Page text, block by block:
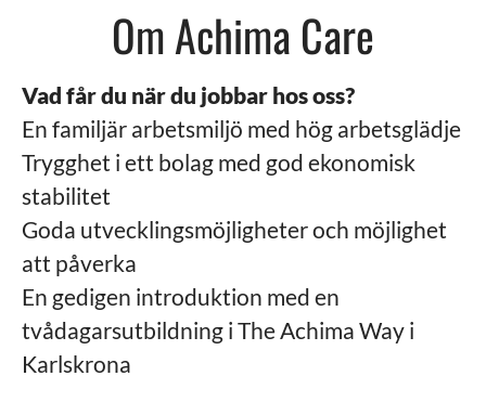
Om Achima Care
Vad får du när du jobbar hos oss?
En familjär arbetsmiljö med hög arbetsglädje
Trygghet i ett bolag med god ekonomisk
stabilitet
Goda utvecklingsmöjligheter och möjlighet
att påverka
En gedigen introduktion med en
tvådagarsutbildning i The Achima Way i
Karlskrona